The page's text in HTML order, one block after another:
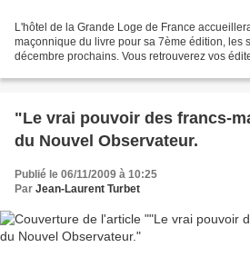
L'hôtel de la Grande Loge de France
maçonnique du livre pour sa 7ème édition, les
décembre prochains. Vous retrouverez vos
"Le vrai pouvoir des francs-
du Nouvel Observateur.
Publié le 06/11/2009 à 10:25
Par Jean-Laurent Turbet